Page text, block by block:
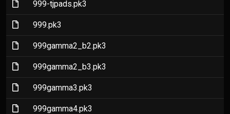
(File)999-tjpads.pk3
(File)999.pk3
(File)999gamma2_b2.pk3
(File)999gamma2_b3.pk3
(File)999gamma3.pk3
(File)999gamma4.pk3